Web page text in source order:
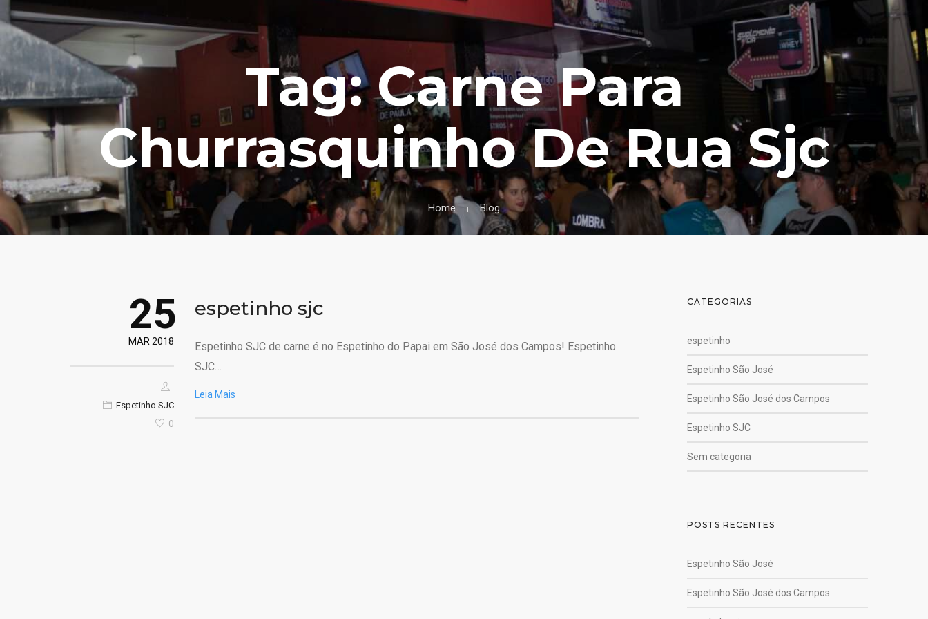
Tag: Carne Para
Churrasquinho De Rua Sjc
Home Blog
25
MAR 2018
Espetinho SJC
0
espetinho sjc
Espetinho SJC de carne é no Espetinho do Papai em São José dos Campos! Espetinho
SJC…
Leia Mais
CATEGORIAS
espetinho
Espetinho São José
Espetinho São José dos Campos
Espetinho SJC
Sem categoria
POSTS RECENTES
Espetinho São José
Espetinho São José dos Campos